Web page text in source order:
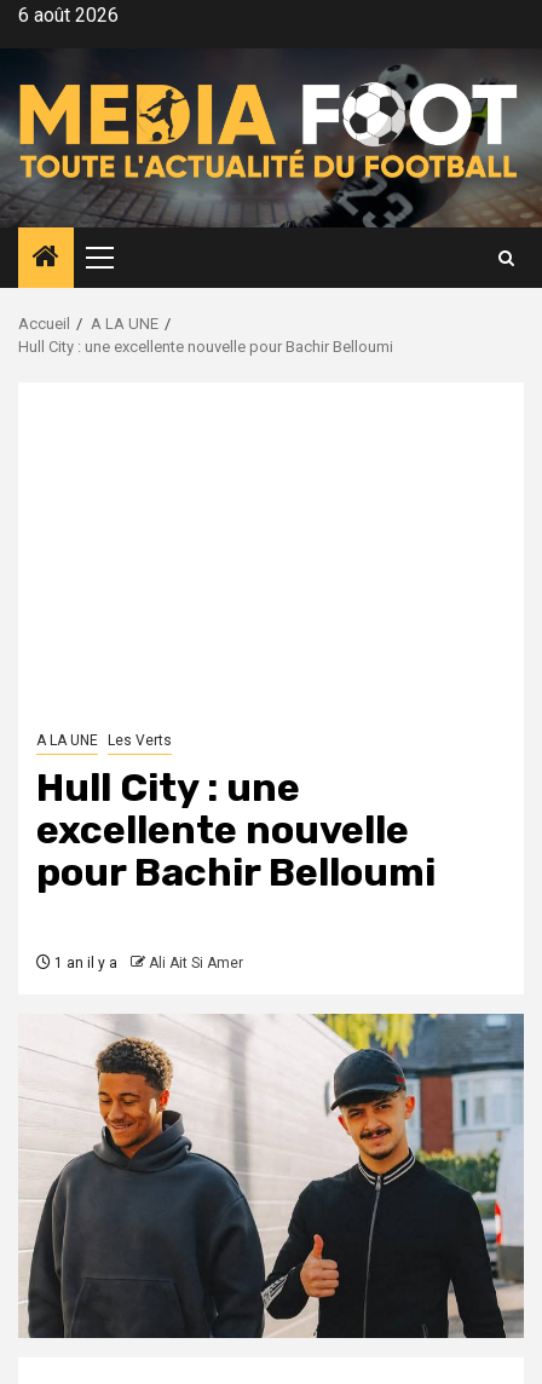
Aller6 août 2026
Menu
principal
Accueil
A LA UNE
Hull City : une excellente nouvelle pour Bachir Belloumi
A LA UNE Les Verts
Hull City : une
excellente nouvelle
pour Bachir Belloumi
1 an il y a Ali Ait Si Amer